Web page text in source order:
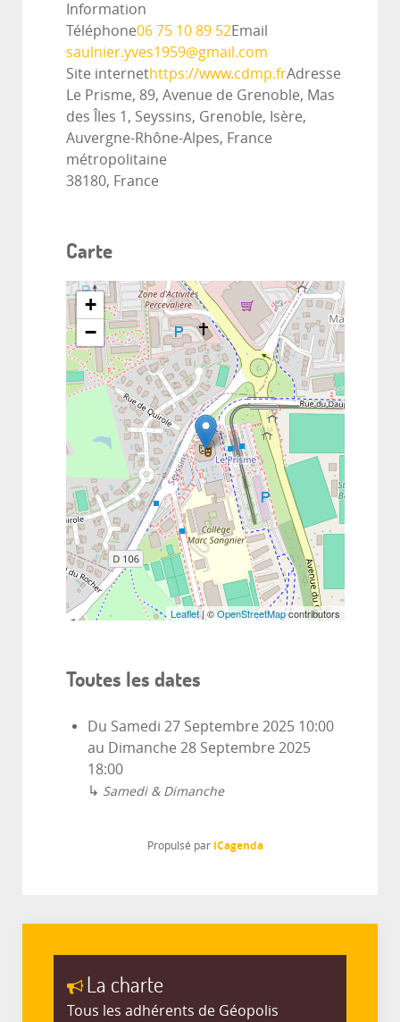
Information
Téléphone06 75 10 89 52Email
saulnier.yves1959@gmail.com
Site internethttps://www.cdmp.frAdresse
Le Prisme, 89, Avenue de Grenoble, Mas
des Îles 1, Seyssins, Grenoble, Isère,
Auvergne-Rhône-Alpes, France
métropolitaine
38180, France
Carte
+
−
Leaflet| ©OpenStreetMapcontributors
Toutes les dates
Du Samedi 27 Septembre 2025 10:00
au Dimanche 28 Septembre 2025
18:00
↳ Samedi & Dimanche
Propulsé par iCagenda
La charte
Tous les adhérents de Géopolis